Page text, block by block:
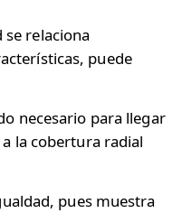
relaciona
puede
necesario para llegar
la cobertura radial
pues muestra